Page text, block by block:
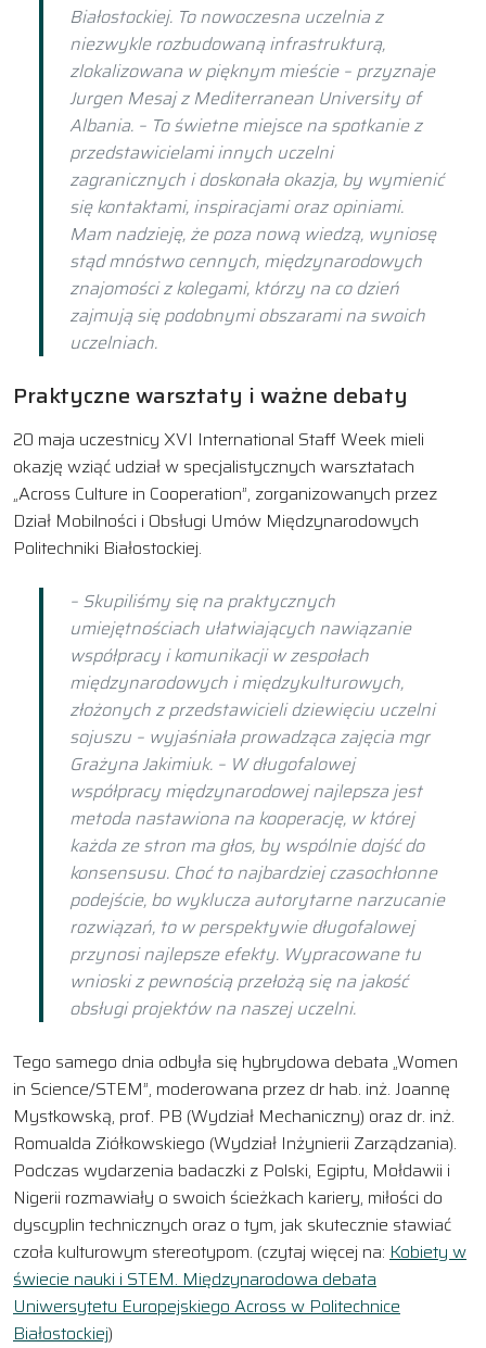
Białostockiej. To nowoczesna uczelnia z
niezwykle rozbudowaną infrastrukturą,
zlokalizowana w pięknym mieście – przyznaje
Jurgen Mesaj z Mediterranean University of
Albania. – To świetne miejsce na spotkanie z
przedstawicielami innych uczelni
zagranicznych i doskonała okazja, by wymienić
się kontaktami, inspiracjami oraz opiniami.
Mam nadzieję, że poza nową wiedzą, wyniosę
stąd mnóstwo cennych, międzynarodowych
znajomości z kolegami, którzy na co dzień
zajmują się podobnymi obszarami na swoich
uczelniach.
Praktyczne warsztaty i ważne debaty
20 maja uczestnicy XVI International Staff Week mieli
okazję wziąć udział w specjalistycznych warsztatach
„Across Culture in Cooperation”, zorganizowanych przez
Dział Mobilności i Obsługi Umów Międzynarodowych
Politechniki Białostockiej.
– Skupiliśmy się na praktycznych
umiejętnościach ułatwiających nawiązanie
współpracy i komunikacji w zespołach
międzynarodowych i międzykulturowych,
złożonych z przedstawicieli dziewięciu uczelni
sojuszu – wyjaśniała prowadząca zajęcia mgr
Grażyna Jakimiuk. – W długofalowej
współpracy międzynarodowej najlepsza jest
metoda nastawiona na kooperację, w której
każda ze stron ma głos, by wspólnie dojść do
konsensusu. Choć to najbardziej czasochłonne
podejście, bo wyklucza autorytarne narzucanie
rozwiązań, to w perspektywie długofalowej
przynosi najlepsze efekty. Wypracowane tu
wnioski z pewnością przełożą się na jakość
obsługi projektów na naszej uczelni.
Tego samego dnia odbyła się hybrydowa debata „Women
in Science/STEM”, moderowana przez dr hab. inż. Joannę
Mystkowską, prof. PB (Wydział Mechaniczny) oraz dr. inż.
Romualda Ziółkowskiego (Wydział Inżynierii Zarządzania).
Podczas wydarzenia badaczki z Polski, Egiptu, Mołdawii i
Nigerii rozmawiały o swoich ścieżkach kariery, miłości do
dyscyplin technicznych oraz o tym, jak skutecznie stawiać
czoła kulturowym stereotypom. (czytaj więcej na: Kobiety w
świecie nauki i STEM. Międzynarodowa debata
Uniwersytetu Europejskiego Across w Politechnice
Białostockiej)